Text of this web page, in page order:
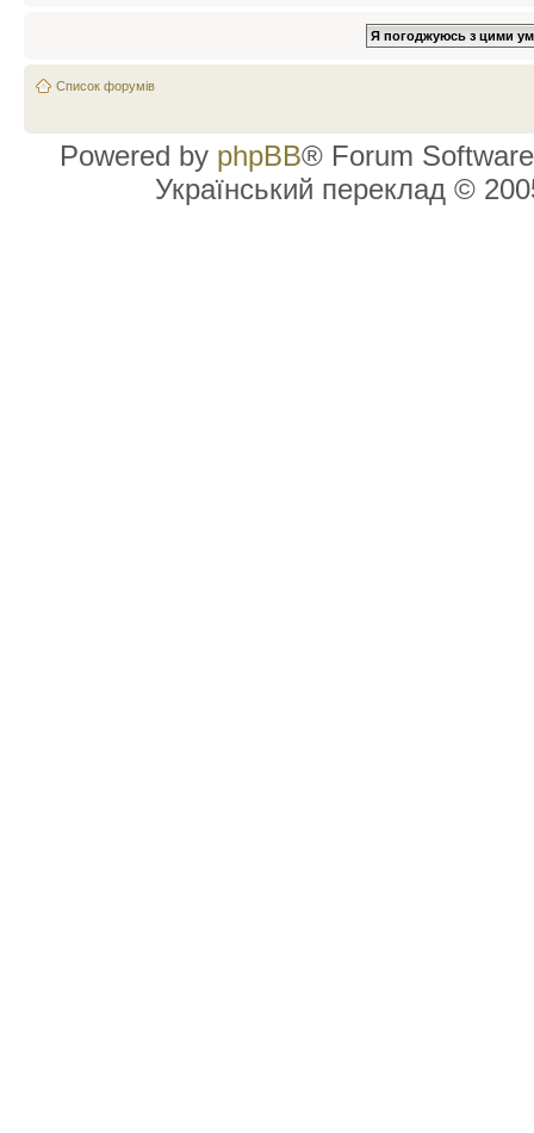
Список форумів
Powered by phpBB® Forum
Український переклад ©